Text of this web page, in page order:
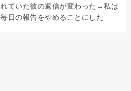
れていた彼の返信が変わった→私は
毎日の報告をやめることにした